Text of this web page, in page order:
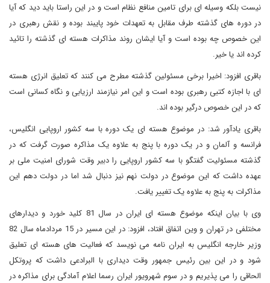
نیست بلکه وسیله ای برای تامین منافع نظام است و در این راستا باید دید که آیا
در دوره های گذشته طرف مقابل به تعهدات خود پایبند بوده و نقش رهبری در
این خصوص چه بوده است و آیا ایشان روند مذاکرات هسته ای گذشته را تائید
کرده اند یا خیر.
باقری افزود: اخیرا برخی مسئولین گذشته مطرح می کنند که تعلیق انرژی هسته
ای با اجازه کتبی رهبری بوده است و این امر نیازمند ارزیابی و نگاه کسانی است
که در این خصوص درگیر بوده اند.
باقری یادآور شد: در موضوع هسته ای یک دوره با سه کشور اروپایی انگلیس،
فرانسه و آلمان و در یک دوره با پنج به علاوه یک مذاکره صورت گرفت که در
گذشته مسئولیت گفتگو با سه کشور اروپایی را دبیر وقت شورای امنیت ملی بر
عهده داشت که این موضوع در دولت نهم نیز دنبال شد اما در دولت دهم این
مذاکرات به پنج به علاوه یک تغییر یافت.
وی با بیان اینکه موضوع هسته ای ایران در سال 81 کلید خورد و دیدارهای
مختلفی در تهران و وین اتفاق افتاد، افزود: در این مسیر در 15 مردادماه سال 82
وزیر خارجه انگلیس به ایران نامه می نویسد که فعالیت های هسته ای تعلیق
شود و در این بین رئیس جمهور وقت دیداری با البرادعی داشت که پروتکل
الحاقی را می پذیریم و در سوم شهرویور ایران رسما اعلام آمادگی برای مذاکره در